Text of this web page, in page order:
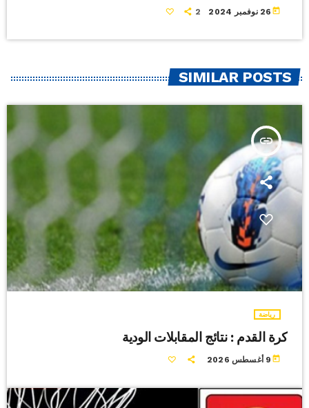
today 26 نوفمبر 2024 2
SIMILAR POSTS
insert_link
رياضة
كرة القدم : نتائج المقابلات الودية
today 9 أغسطس 2026